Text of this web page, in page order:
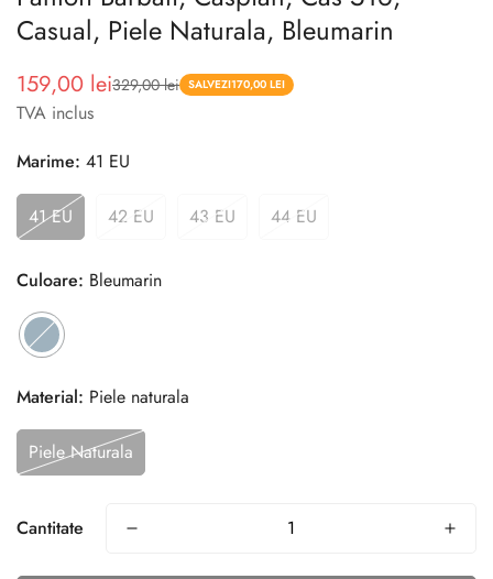
Casual, Piele Naturala, Bleumarin
Pret
redus
159,00 lei
Pret 329,00 lei SALVEZI170,00 LEI
TVA inclus
Marime: 41 EU
41 EU 42 EU 43 EU 44 EU
Culoare: Bleumarin
Material: Piele naturala
Piele Naturala
Cantitate